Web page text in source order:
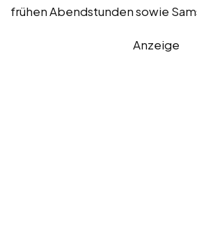
frühen Abendstunden sowie
Anzeige